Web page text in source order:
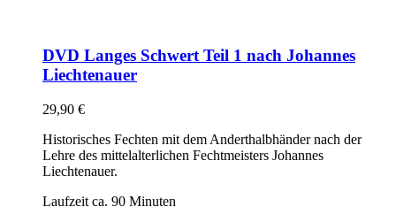
DVD Langes Schwert Teil 1 nach Johannes
Liechtenauer
29,90 €
Historisches Fechten mit dem Anderthalbhänder nach der
Lehre des mittelalterlichen Fechtmeisters Johannes
Liechtenauer.
Laufzeit ca. 90 Minuten